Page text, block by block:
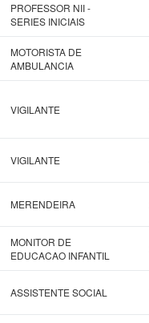
PROFESSOR NII -
SERIES INICIAIS
MOTORISTA DE
AMBULANCIA
VIGILANTE
VIGILANTE
MERENDEIRA
MONITOR DE
EDUCACAO INFANTIL
ASSISTENTE SOCIAL